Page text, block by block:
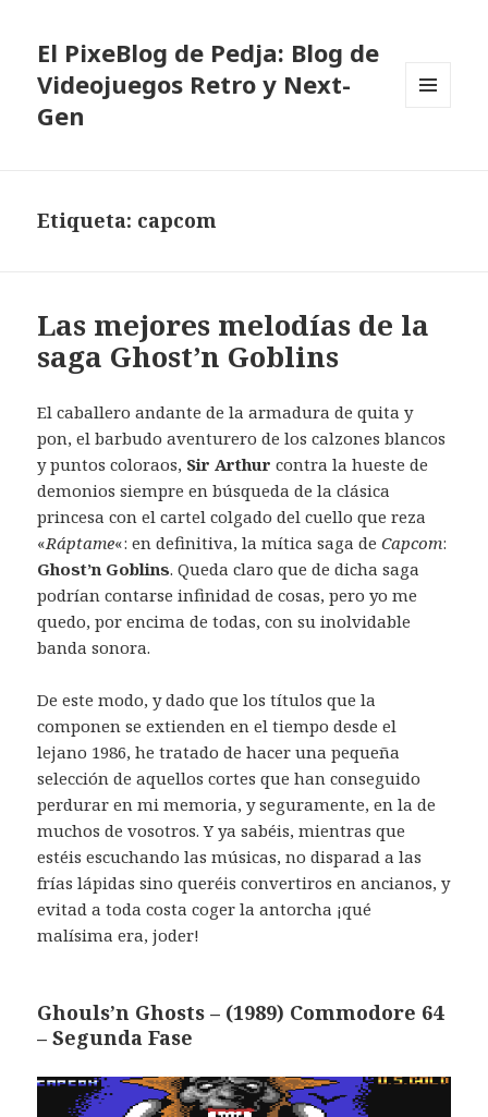
El PixeBlog de Pedja: Blog de
Videojuegos Retro y Next-
Gen
Etiqueta: capcom
Las mejores melodías de la
saga Ghost’n Goblins
El caballero andante de la armadura de quita y
pon, el barbudo aventurero de los calzones blancos
y puntos coloraos, Sir Arthur contra la hueste de
demonios siempre en búsqueda de la clásica
princesa con el cartel colgado del cuello que reza
«Ráptame«: en definitiva, la mítica saga de Capcom:
Ghost’n Goblins. Queda claro que de dicha saga
podrían contarse infinidad de cosas, pero yo me
quedo, por encima de todas, con su inolvidable
banda sonora.
De este modo, y dado que los títulos que la
componen se extienden en el tiempo desde el
lejano 1986, he tratado de hacer una pequeña
selección de aquellos cortes que han conseguido
perdurar en mi memoria, y seguramente, en la de
muchos de vosotros. Y ya sabéis, mientras que
estéis escuchando las músicas, no disparad a las
frías lápidas sino queréis convertiros en ancianos, y
evitad a toda costa coger la antorcha ¡qué
malísima era, joder!
Ghouls’n Ghosts – (1989) Commodore 64
– Segunda Fase